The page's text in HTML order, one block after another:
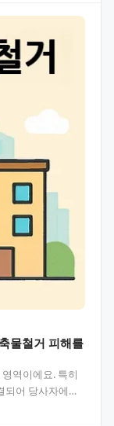
물철거 피해를
역이에요. 특히
되어 당사자에게
건설…